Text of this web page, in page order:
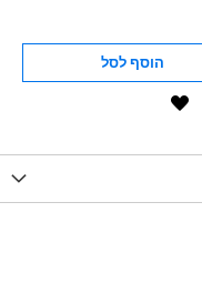
הוסף לסל